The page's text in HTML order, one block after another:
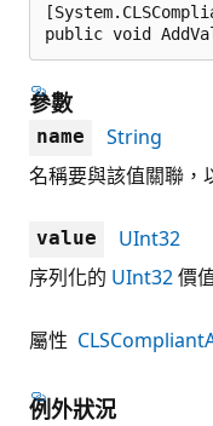
public void
參數
name
String
名稱要與該值關聯，
value
UInt32
序列化的 UInt32價
屬性
例外狀況